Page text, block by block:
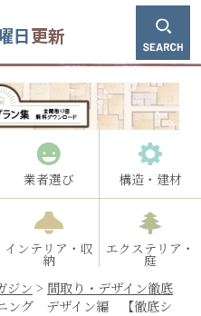
日更新
業者選び 構造・建材
インテリア・収
納
エクステリア・
庭
ジン > 間取り・デザイン徹底
ング デザイン編 【徹底シ